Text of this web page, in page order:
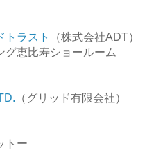
トラスト
（株式会社ADT）
グ恵比寿ショールーム
（グリッド有限会社）
トー